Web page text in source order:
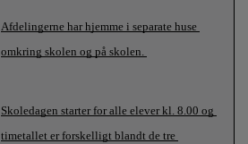
Afdelingerne har hjemme i separate huse
omkring skolen og på skolen.
Skoledagen starter for alle elever kl. 8.00 og
timetallet er forskelligt blandt de tre